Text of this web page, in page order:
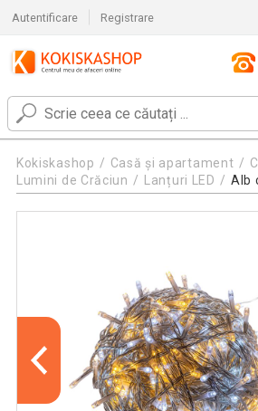
Autentificare Registrare
Kokiskashop Casă și apartament
Lumini de Crăciun
Lanțuri LED Alb